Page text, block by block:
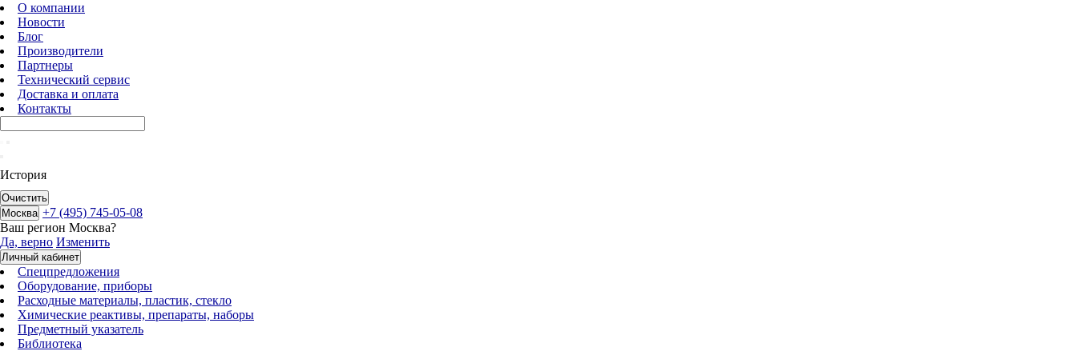
О компании
Новости
Блог
Производители
Партнеры
Технический сервис
Доставка и оплата
Контакты
История
Очистить
Москва +7 (495) 745-05-08
Ваш регион Москва?
Да, верно Изменить
Личный кабинет
Спецпредложения
Оборудование, приборы
Расходные материалы, пластик, стекло
Химические реактивы, препараты, наборы
Предметный указатель
Библиотека